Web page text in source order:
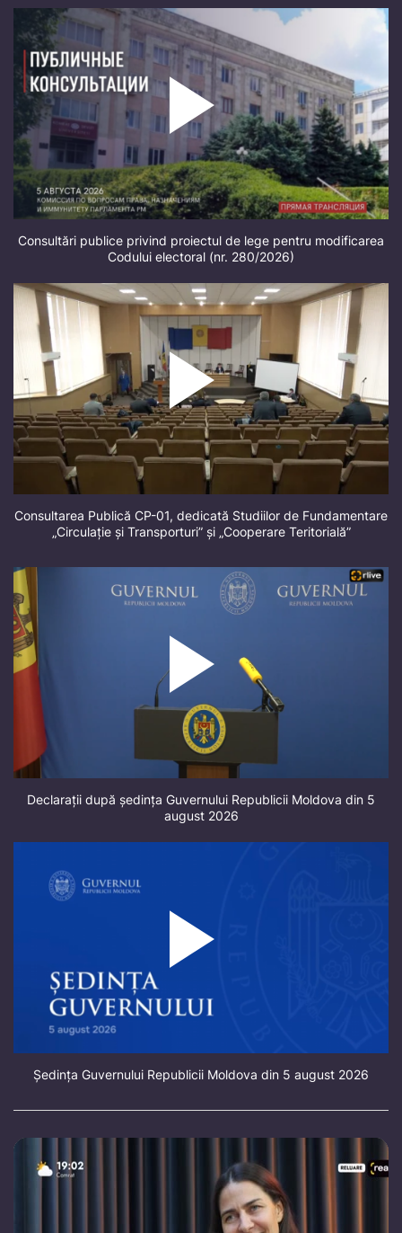
Consultări publice privind proiectul de lege pentru modificarea
Codului electoral (nr. 280/2026)
Consultarea Publică CP-01, dedicată Studiilor de Fundamentare
„Circulație și Transporturi” și „Cooperare Teritorială”
Declarații după ședința Guvernului Republicii Moldova din 5
august 2026
Ședința Guvernului Republicii Moldova din 5 august 2026